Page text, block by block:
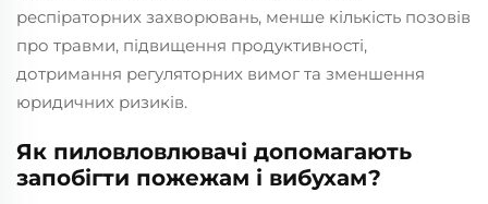
респіраторних захворювань, менше кількість позовів
про травми, підвищення продуктивності,
дотримання регуляторних вимог та зменшення
юридичних ризиків.
Як пиловловлювачі допомагають
запобігти пожежам і вибухам?